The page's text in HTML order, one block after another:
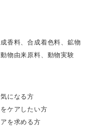
香料、合成着色料、鉱物
物由来原料、動物実験
になる方
ケアしたい方
を求める方